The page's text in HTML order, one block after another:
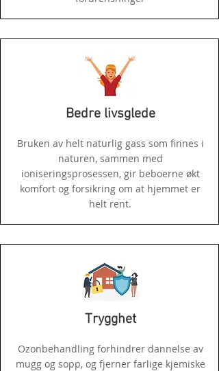
Bedre livsglede
Bruken av helt naturlig gass som finnes i
naturen, sammen med
ioniseringsprosessen, gir beboerne økt
komfort og forsikring om at hjemmet er
helt rent.
Trygghet
Ozonbehandling forhindrer dannelse av
mugg og sopp, og fjerner farlige kjemiske